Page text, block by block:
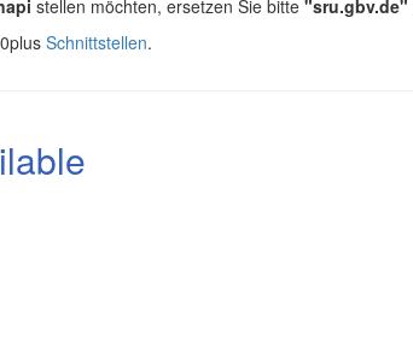
stellen möchten, ersetzen Sie bitte "sru.gbv.de"
Schnittstellen.